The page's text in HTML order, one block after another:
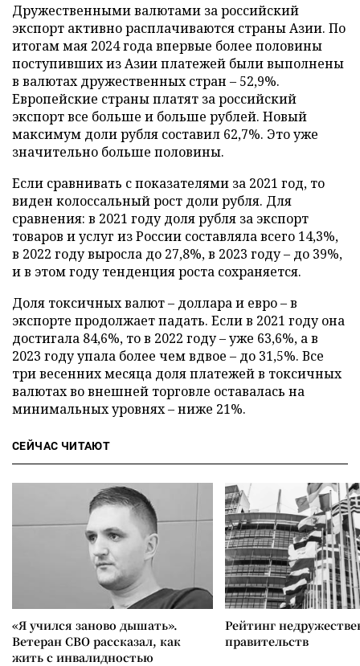
Дружественными валютами за российский
экспорт активно расплачиваются страны Азии. По
итогам мая 2024 года впервые более половины
поступивших из Азии платежей были выполнены
в валютах дружественных стран – 52,9%.
Европейские страны платят за российский
экспорт все больше и больше рублей. Новый
максимум доли рубля составил 62,7%. Это уже
значительно больше половины.
Если сравнивать с показателями за 2021 год, то
виден колоссальный рост доли рубля. Для
сравнения: в 2021 году доля рубля за экспорт
товаров и услуг из России составляла всего 14,3%,
в 2022 году выросла до 27,8%, в 2023 году – до 39%,
и в этом году тенденция роста сохраняется.
Доля токсичных валют – доллара и евро – в
экспорте продолжает падать. Если в 2021 году она
достигала 84,6%, то в 2022 году – уже 63,6%, а в
2023 году упала более чем вдвое – до 31,5%. Все
три весенних месяца доля платежей в токсичных
валютах во внешней торговле оставалась на
минимальных уровнях – ниже 21%.
СЕЙЧАС ЧИТАЮТ
«Я учился заново дышать».
Ветеран СВО рассказал, как
жить с инвалидностью
Рейтинг
правительств